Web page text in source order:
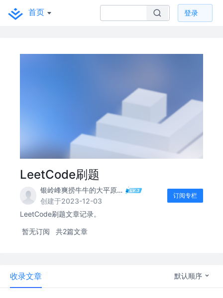
首页 登录
LeetCode刷题
银岭峰爽捞牛牛的大平原火鸡
创建于2023-12-03
订阅专栏
LeetCode刷题文章记录。
暂无订阅 共2篇文章
收录文章 默认顺序